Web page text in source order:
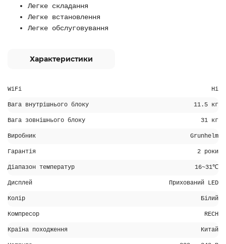
Легке складання
Легке встановлення
Легке обслуговування
Характеристики
WiFi Ні
Вага внутрішнього блоку 11.5 кг
Вага зовнішнього блоку 31 кг
Виробник Grunhelm
Гарантія 2 роки
Діапазон температур 16~31℃
Дисплей Прихований LED
Колір Білий
Компресор RECH
Країна походження Китай